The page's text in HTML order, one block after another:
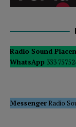
Radio Sound
WhatsApp 333
MessengerRadio